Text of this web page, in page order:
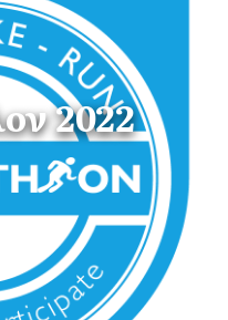
2022